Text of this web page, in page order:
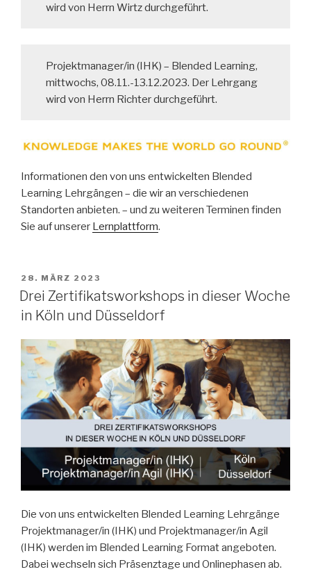
wird von Herrn Wirtz durchgeführt.
Projektmanager/in (IHK) – Blended Learning,
mittwochs, 08.11.-13.12.2023. Der Lehrgang
wird von Herrn Richter durchgeführt.
Informationen den von uns entwickelten Blended
Learning Lehrgängen – die wir an verschiedenen
Standorten anbieten. – und zu weiteren Terminen finden
Sie auf unserer Lernplattform.
VERÖFFENTLICHT
AM
28. MÄRZ 2023
Drei Zertifikatsworkshops in dieser Woche
in Köln und Düsseldorf
Die von uns entwickelten Blended Learning Lehrgänge
Projektmanager/in (IHK) und Projektmanager/in Agil
(IHK) werden im Blended Learning Format angeboten.
Dabei wechseln sich Präsenztage und Onlinephasen ab.